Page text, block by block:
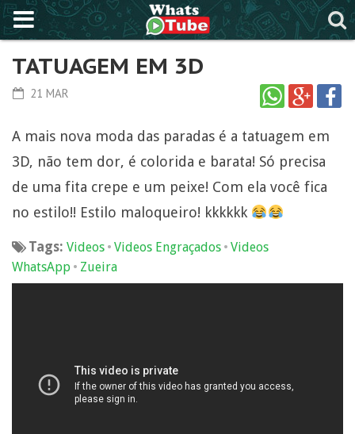
TATUAGEM EM 3D
21 MAR
A mais nova moda das paradas é a tatuagem em
3D, não tem dor, é colorida e barata! Só precisa
de uma fita crepe e um peixe! Com ela você fica
no estilo!! Estilo maloqueiro! kkkkkk
Tags: Videos • Videos Engraçados • Videos
WhatsApp • Zueira